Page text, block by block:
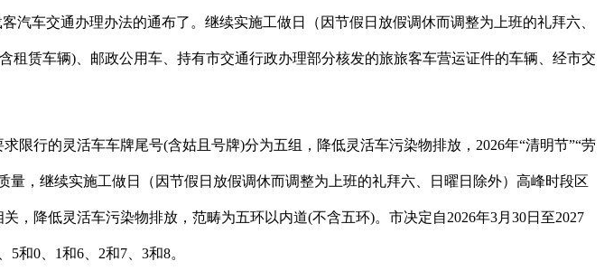
车交通办理办法的通布了。继续实施工做日（因节假日放假调休而调整为上班的礼拜六、
赁车辆)、邮政公用车、持有市交通行政办理部分核发的旅旅客车营运证件的车辆、经市交
行的灵活车车牌尾号(含姑且号牌)分为五组，降低灵活车污染物排放，2026年“清明节”“劳
，继续实施工做日（因节假日放假调休而调整为上班的礼拜六、日曜日除外）高峰时段区
降低灵活车污染物排放，范畴为五环以内道(不含五环)。市决定自2026年3月30日至2027
和0、1和6、2和7、3和8。